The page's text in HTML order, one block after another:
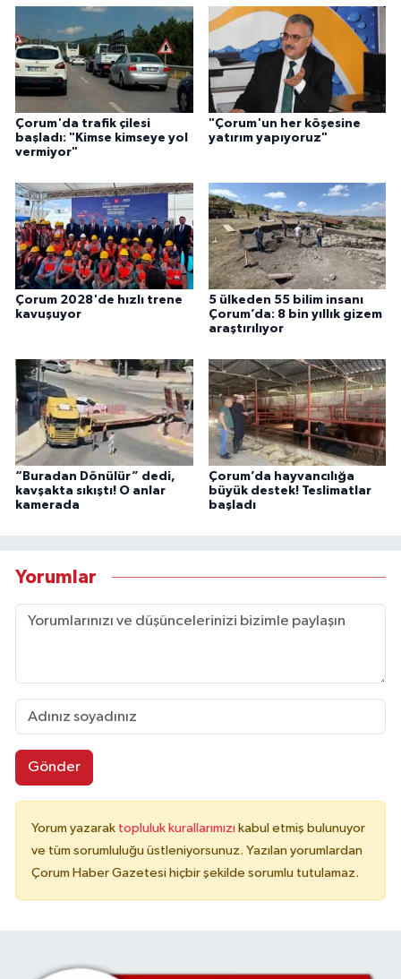
Çorum'da trafik çilesi
başladı: "Kimse kimseye yol
vermiyor"
"Çorum'un her köşesine
yatırım yapıyoruz"
Çorum 2028'de hızlı trene
kavuşuyor
5 ülkeden 55 bilim insanı
Çorum’da: 8 bin yıllık gizem
araştırılıyor
“Buradan Dönülür” dedi,
kavşakta sıkıştı! O anlar
kamerada
Çorum’da hayvancılığa
büyük destek! Teslimatlar
başladı
Yorumlar
Gönder
Yorum yazarak topluluk kurallarımızı kabul etmiş bulunuyor
ve tüm sorumluluğu üstleniyorsunuz. Yazılan yorumlardan
Çorum Haber Gazetesi hiçbir şekilde sorumlu tutulamaz.